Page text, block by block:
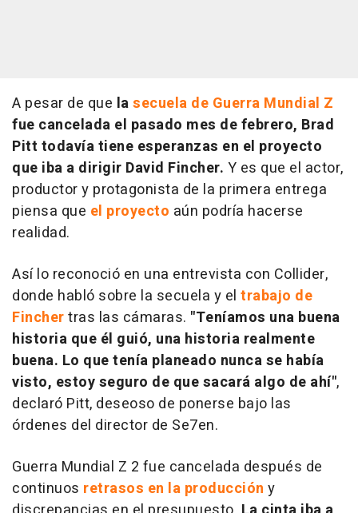
A pesar de que lasecuela de Guerra Mundial Z
fue cancelada el pasado mes de febrero, Brad
Pitt todavía tiene esperanzas en el proyecto
que iba a dirigir David Fincher. Y es que el actor,
productor y protagonista de la primera entrega
piensa que el proyecto aún podría hacerse
realidad.
Así lo reconoció en una entrevista con Collider,
donde habló sobre la secuela y el trabajo de
Finchertras las cámaras. "Teníamos una buena
historia que él guió, una historia realmente
buena. Lo que tenía planeado nunca se había
visto, estoy seguro de que sacará algo de ahí",
declaró Pitt, deseoso de ponerse bajo las
órdenes del director de Se7en.
Guerra Mundial Z 2 fue cancelada después de
continuos retrasos en la producción y